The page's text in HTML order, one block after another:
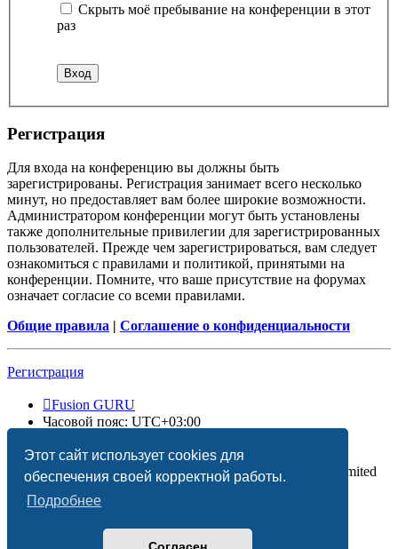
Этот сайт использует cookies для
обеспечения своей корректной работы.
Подробнее
Скрыть моё пребывание на конференции в этот
раз
Регистрация
Для входа на конференцию вы должны быть
зарегистрированы. Регистрация занимает всего несколько
минут, но предоставляет вам более широкие возможности.
Администратором конференции могут быть установлены
также дополнительные привилегии для зарегистрированных
пользователей. Прежде чем зарегистрироваться, вам следует
ознакомиться с правилами и политикой, принятыми на
конференции. Помните, что ваше присутствие на форумах
означает согласие со всеми правилами.
Общие правила | Соглашение о конфиденциальности
Регистрация
Fusion GURU
Часовой пояс: UTC+03:00
Создано на основеphpBB® Forum Software © phpBB Limited